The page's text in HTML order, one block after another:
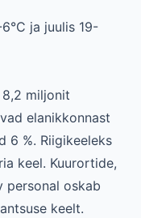
ja juulis 19-
miljonit
elanikkonnast
6 %. Riigikeeleks
keel. Kuurortide,
personal oskab
keelt.